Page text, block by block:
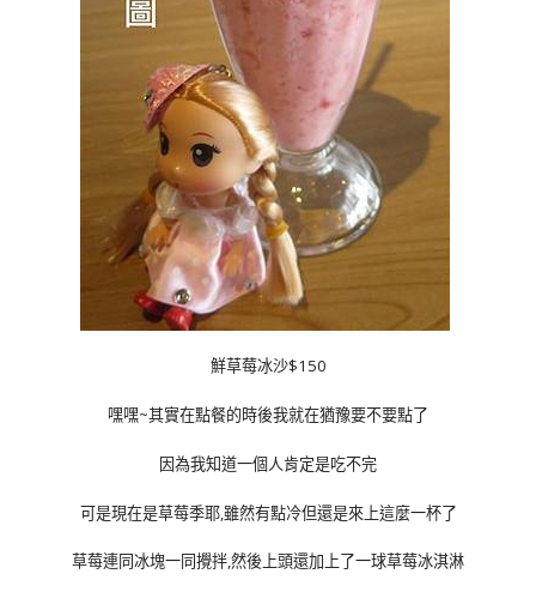
鮮草莓冰沙$150
嘿嘿~其實在點餐的時後我就在猶豫要不要點了
因為我知道一個人肯定是吃不完
可是現在是草莓季耶,雖然有點冷但還是來上這麼一杯了
草莓連同冰塊一同攪拌,然後上頭還加上了一球草莓冰淇淋